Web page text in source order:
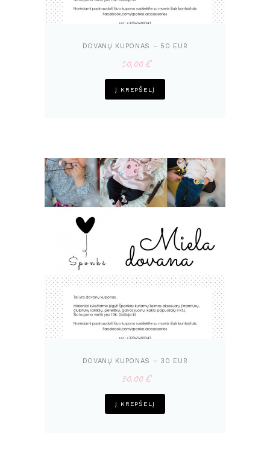
DOVANŲ KUPONAS – 50 EUR
50,00€
Į KREPŠELĮ
DOVANŲ KUPONAS – 30 EUR
30,00€
Į KREPŠELĮ